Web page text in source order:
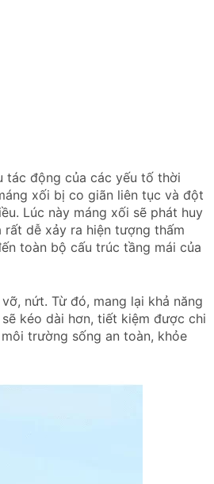
tác động của các yếu tố thời
xối bị co giãn liên tục và đột
Lúc này máng xối sẽ phát huy
dễ xảy ra hiện tượng thấm
toàn bộ cấu trúc tầng mái của
nứt. Từ đó, mang lại khả năng
kéo dài hơn, tiết kiệm được chi
trường sống an toàn, khỏe